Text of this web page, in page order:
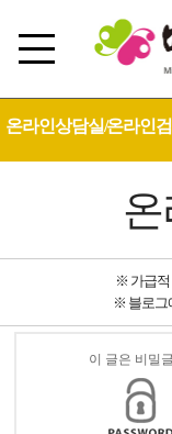
온라인상담실/온라인
※ 가급적
※ 블로그
이 글은 비밀